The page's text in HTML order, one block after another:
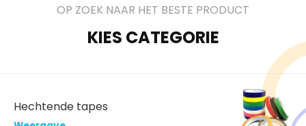
OP ZOEK NAAR HET BESTE PRODUCT
KIES CATEGORIE
Hechtende tapes